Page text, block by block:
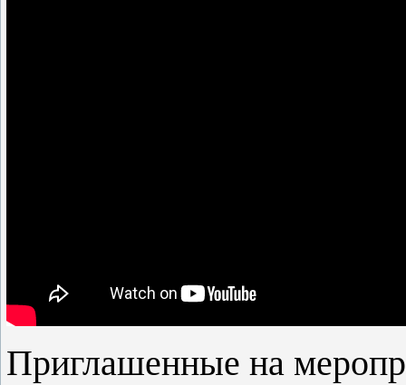
Приглашенные на